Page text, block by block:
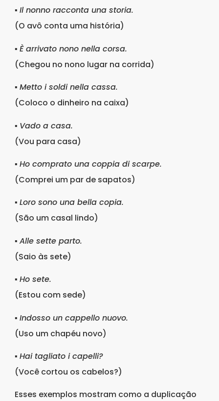
▪ Il nonno racconta una storia.
(O avô conta uma história)
▪ È arrivato nono nella corsa.
(Chegou no nono lugar na corrida)
▪ Metto i soldi nella cassa.
(Coloco o dinheiro na caixa)
▪ Vado a casa.
(Vou para casa)
▪ Ho comprato una coppia di scarpe.
(Comprei um par de sapatos)
▪ Loro sono una bella copia.
(São um casal lindo)
▪ Alle sette parto.
(Saio às sete)
▪ Ho sete.
(Estou com sede)
▪ Indosso un cappello nuovo.
(Uso um chapéu novo)
▪ Hai tagliato i capelli?
(Você cortou os cabelos?)
Esses exemplos mostram como a duplicação